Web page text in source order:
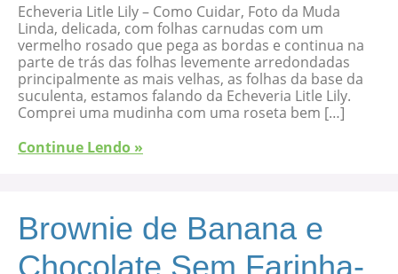
Echeveria Litle Lily – Como Cuidar, Foto da Muda
Linda, delicada, com folhas carnudas com um
vermelho rosado que pega as bordas e continua na
parte de trás das folhas levemente arredondadas
principalmente as mais velhas, as folhas da base da
suculenta, estamos falando da Echeveria Litle Lily.
Comprei uma mudinha com uma roseta bem […]
Continue Lendo »
Brownie de Banana e
Chocolate Sem Farinha-